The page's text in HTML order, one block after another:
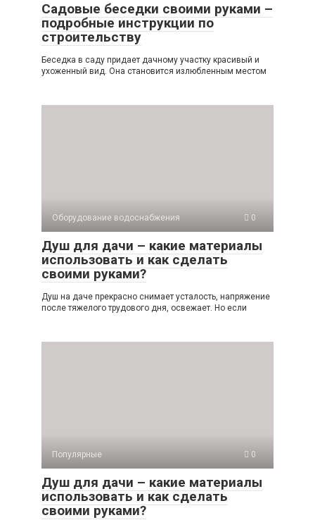
Садовые беседки своими руками –
подробные инструкции по
строительству
Беседка в саду придает дачному участку красивый и
ухоженный вид. Она становится излюбленным местом
Оборудование водоснабжения 0
Душ для дачи – какие материалы
использовать и как сделать
своими руками?
Душ на даче прекрасно снимает усталость, напряжение
после тяжелого трудового дня, освежает. Но если
Популярные 0
Душ для дачи – какие материалы
использовать и как сделать
своими руками?